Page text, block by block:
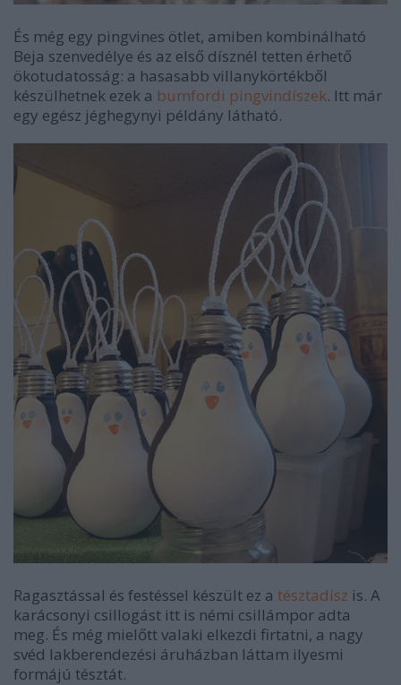
És még egy pingvines ötlet, amiben kombinálható
Beja szenvedélye és az első dísznél tetten érhető
ökotudatosság: a hasasabb villanykörtékből
készülhetnek ezek a bumfordi pingvindíszek. Itt már
egy egész jéghegynyi példány látható.
Ragasztással és festéssel készült ez a tésztadísz is. A
karácsonyi csillogást itt is némi csillámpor adta
meg. És még mielőtt valaki elkezdi firtatni, a nagy
svéd lakberendezési áruházban láttam ilyesmi
formájú tésztát.